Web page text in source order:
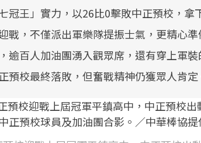
冠王」實力，以26比0擊敗中正預校，拿
戰，不僅派出軍樂隊提振士氣，更精心
逾百人加油團湧入觀眾席，還有穿上軍
預校最終落敗，但奮戰精神仍獲眾人肯定